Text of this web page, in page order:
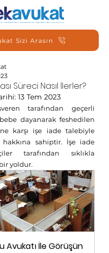
Sizi Arasın
Süreci Nasıl İlerler?
13 Tem 2023
tarafından geçerli
dayanarak feshedilen
karşı işe iade talebiyle
sahiptir. İşe iade
tarafından sıklıkla
yoldur.
Avukatı İle Görüşün